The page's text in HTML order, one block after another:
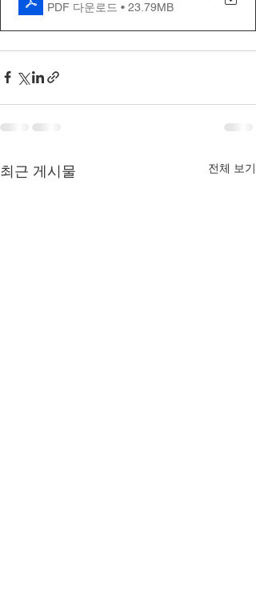
PDF 다운로드 • 23.79MB
최근 게시물 전체 보기